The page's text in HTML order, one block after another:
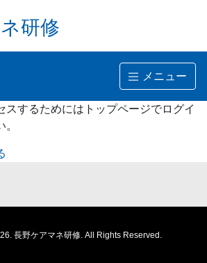
研修
メニュー
スするためにはトップページでログイ
長野ケアマネ研修. All Rights Reserved.